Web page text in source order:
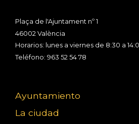
Plaça de l'Ajuntament nº 1
46002 València
Horarios: lunes a viernes de 8:30 a
Teléfono: 963 52 54 78
Ayuntamiento
La ciudad